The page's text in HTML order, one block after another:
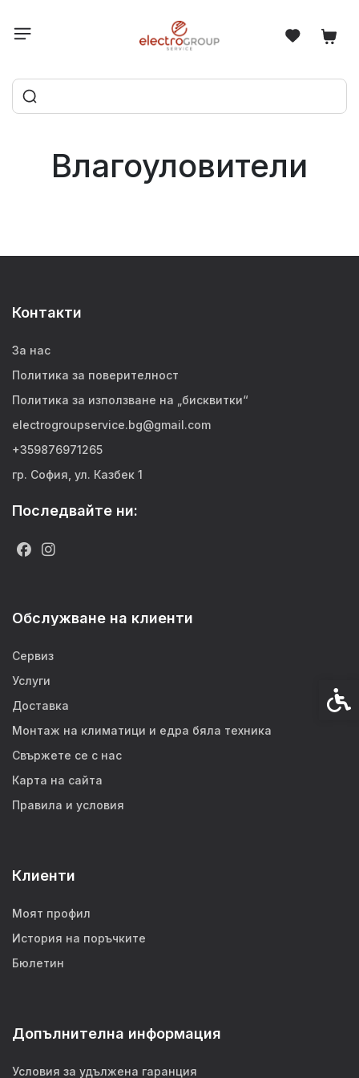
Влагоуловители
Контакти
За нас
Политика за поверителност
Политика за използване на „бисквитки“
electrogroupservice.bg@gmail.com
+359876971265
гр. София, ул. Казбек 1
Последвайте ни:
Обслужване на клиенти
Сервиз
Услуги
Доставка
Монтаж на климатици и едра бяла техника
Свържете се с нас
Карта на сайта
Правила и условия
Клиенти
Моят профил
История на поръчките
Бюлетин
Допълнителна информация
Условия за удължена гаранция